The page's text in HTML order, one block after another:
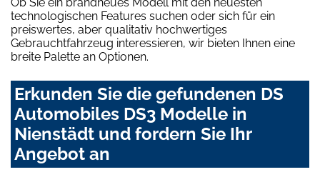
technologischen Features suchen oder sich für ein
preiswertes, aber qualitativ hochwertiges
Gebrauchtfahrzeug interessieren, wir bieten Ihnen eine
breite Palette an Optionen.
Erkunden Sie die gefundenen DS
Automobiles DS3 Modelle in
Nienstädt und fordern Sie Ihr
Angebot an